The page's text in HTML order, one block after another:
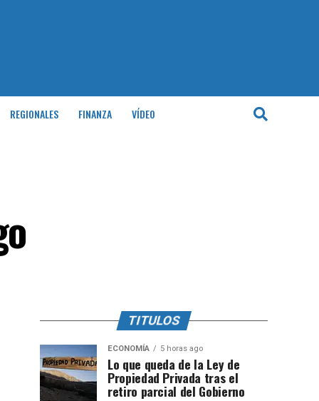
REGIONALES FINANZA VÍDEO
TITULOS
ECONOMÍA 5 horas ago
Lo que queda de la Ley de
Propiedad Privada tras el
retiro parcial del Gobierno